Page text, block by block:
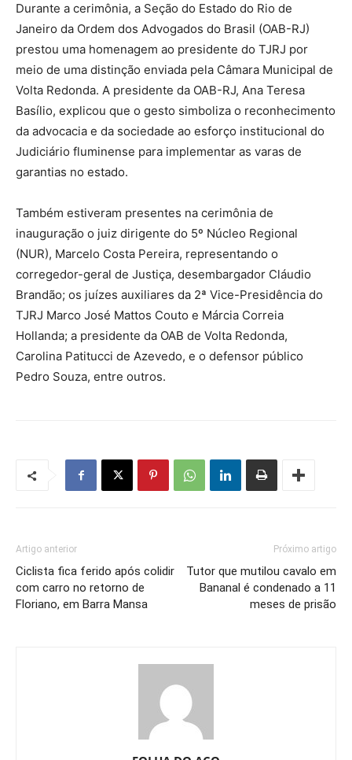
Durante a cerimônia, a Seção do Estado do Rio de
Janeiro da Ordem dos Advogados do Brasil (OAB-RJ)
prestou uma homenagem ao presidente do TJRJ por
meio de uma distinção enviada pela Câmara Municipal de
Volta Redonda. A presidente da OAB-RJ, Ana Teresa
Basílio, explicou que o gesto simboliza o reconhecimento
da advocacia e da sociedade ao esforço institucional do
Judiciário fluminense para implementar as varas de
garantias no estado.
Também estiveram presentes na cerimônia de
inauguração o juiz dirigente do 5º Núcleo Regional
(NUR), Marcelo Costa Pereira, representando o
corregedor-geral de Justiça, desembargador Cláudio
Brandão; os juízes auxiliares da 2ª Vice-Presidência do
TJRJ Marco José Mattos Couto e Márcia Correia
Hollanda; a presidente da OAB de Volta Redonda,
Carolina Patitucci de Azevedo, e o defensor público
Pedro Souza, entre outros.
Artigo anterior
Ciclista fica ferido após colidir
com carro no retorno de
Floriano, em Barra Mansa
Próximo artigo
Tutor que mutilou cavalo em
Bananal é condenado a 11
meses de prisão